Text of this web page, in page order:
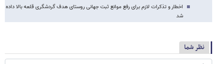
اخطار و تذکرات لازم برای رفع موانع ثبت جهانی روستای هدف گردشگری قلعه بالا داده
شد
نظر شما